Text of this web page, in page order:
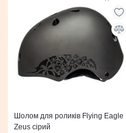
Шолом для роликів Flying Eagle
Zeus сірий